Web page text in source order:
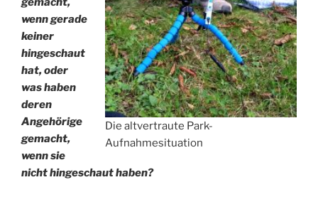
Die altvertraute Park-
Aufnahmesituation
wenn gerade
keiner
hingeschaut
hat, oder
was haben
deren
Angehörige
gemacht,
wenn sie
nicht hingeschaut haben?